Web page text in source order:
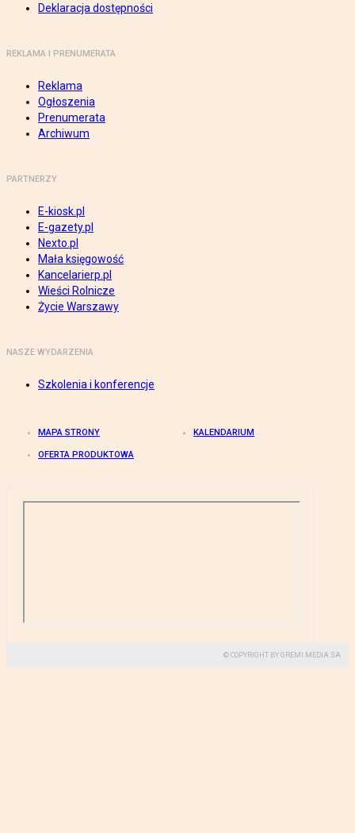
Deklaracja dostępności
REKLAMA I PRENUMERATA
Reklama
Ogłoszenia
Prenumerata
Archiwum
PARTNERZY
E-kiosk.pl
E-gazety.pl
Nexto.pl
Mała księgowość
Kancelarierp.pl
Wieści Rolnicze
Życie Warszawy
NASZE WYDARZENIA
Szkolenia i konferencje
MAPA STRONY KALENDARIUM
OFERTA PRODUKTOWA
© COPYRIGHT BY GREMI MEDIA SA